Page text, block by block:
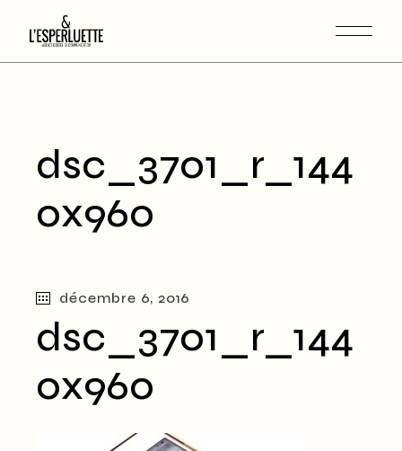
dsc_3701_r_144
0x960
décembre 6, 2016
dsc_3701_r_144
0x960